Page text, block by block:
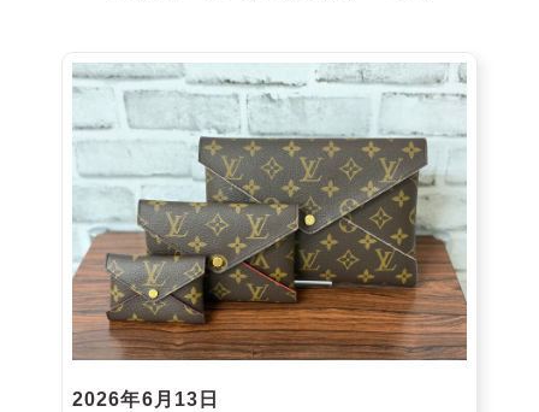
2026年6月13日